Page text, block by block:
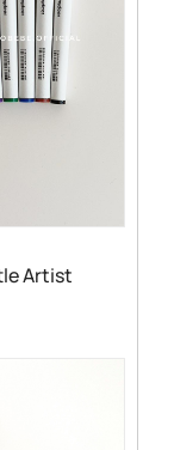
Artist